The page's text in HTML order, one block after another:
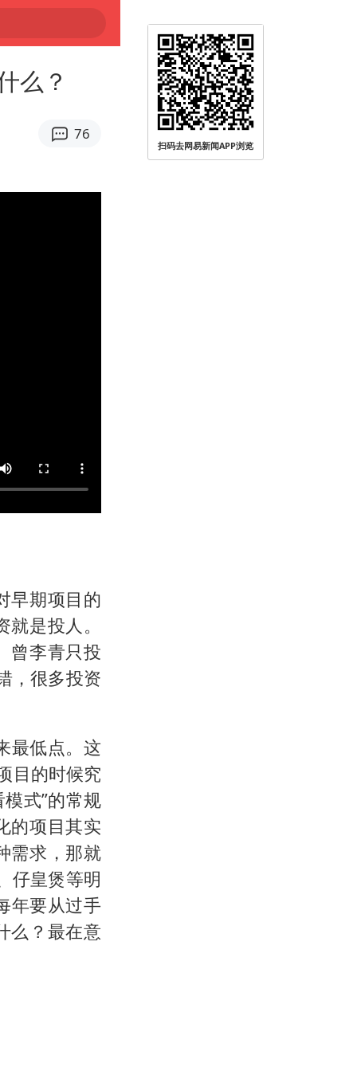
么？
76
早期项目的
是投人。
曾李青只投
，很多投资
最低点。这
目的时候究
式”的常规
的项目其实
需求，那就
仔皇煲等明
年要从过手
么？最在意
扫码去网易新闻APP浏览